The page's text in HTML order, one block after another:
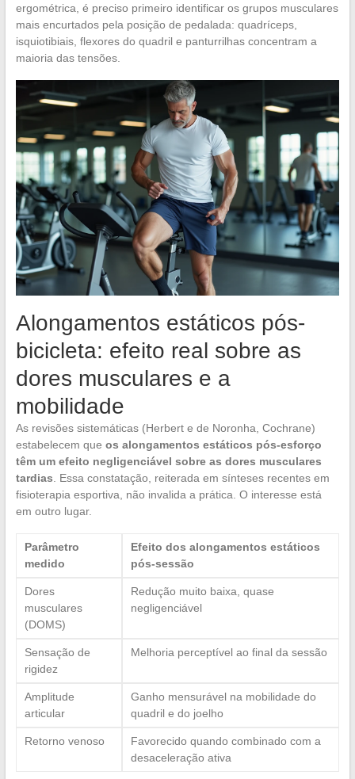
ergométrica, é preciso primeiro identificar os grupos musculares
mais encurtados pela posição de pedalada: quadríceps,
isquiotibiais, flexores do quadril e panturrilhas concentram a
maioria das tensões.
Alongamentos estáticos pós-
bicicleta: efeito real sobre as
dores musculares e a
mobilidade
As revisões sistemáticas (Herbert e de Noronha, Cochrane)
estabelecem que os alongamentos estáticos pós-esforço
têm um efeito negligenciável sobre as dores musculares
tardias . Essa constatação, reiterada em sínteses recentes em
fisioterapia esportiva, não invalida a prática. O interesse está
em outro lugar.
Parâmetro
medido
Efeito dos alongamentos estáticos
pós-sessão
Dores
musculares
(DOMS)
Redução muito baixa, quase
negligenciável
Sensação de
rigidez
Melhoria perceptível ao final da sessão
Amplitude
articular
Ganho mensurável na mobilidade do
quadril e do joelho
Retorno venoso
Favorecido quando combinado com a
desaceleração ativa